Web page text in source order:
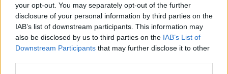
your opt-out. You may separately opt-out of the further
disclosure of your personal information by third parties on the
IAB’s list of downstream participants. This information may
also be disclosed by us to third parties on the IAB’s List of
Downstream Participants that may further disclose it to other
Välj färg tyg Xtreme:
Välj från bildmeny